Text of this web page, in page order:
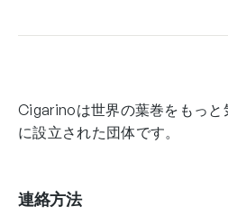
Cigarinoは世界の葉巻をもっと
に設立された団体です。
連絡方法